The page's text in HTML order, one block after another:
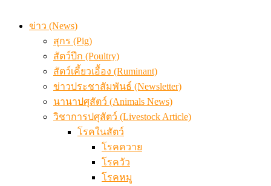
ข่าว (News)
สุกร (Pig)
สัตว์ปีก (Poultry)
สัตว์เคี้ยวเอื้อง (Ruminant)
ข่าวประชาสัมพันธ์ (Newsletter)
นานาปศุสัตว์ (Animals News)
วิชาการปศุสัตว์ (Livestock Article)
โรคในสัตว์
โรคควาย
โรควัว
โรคหมู